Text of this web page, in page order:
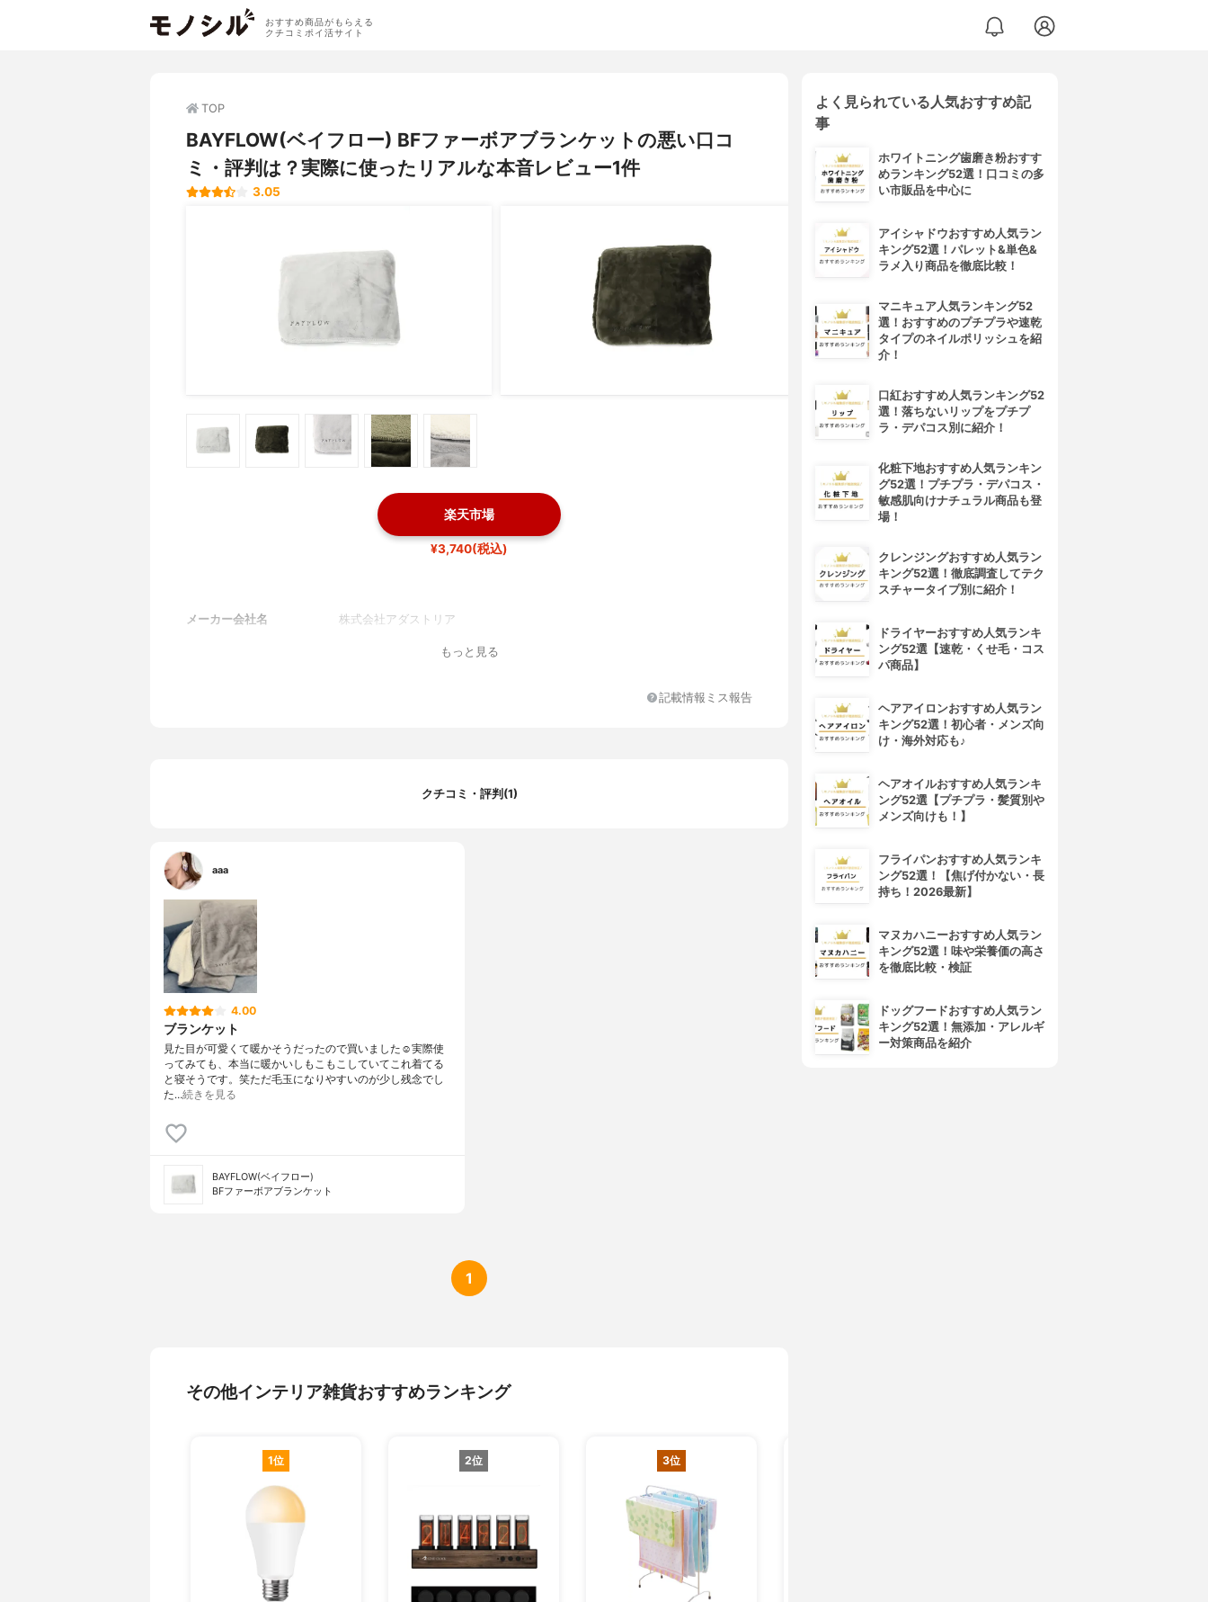
おすすめ商品がもらえる
クチコミポイ活サイト
TOP
BAYFLOW(ベイフロー) BFファーボアブランケットの悪い口コ
ミ・評判は？実際に使ったリアルな本音レビュー1件
3.05
楽天市場
¥3,740(税込)
メーカー会社名 株式会社アダストリア
もっと見る
記載情報ミス報告
クチコミ・評判(1)
aaa
4.00
ブランケット
見た目が可愛くて暖かそうだったので買いました☺️実際使
ってみても、本当に暖かいしもこもこしていてこれ着てる
と寝そうです。笑ただ毛玉になりやすいのが少し残念でし
た…続きを見る
BAYFLOW(ベイフロー)
BFファーボアブランケット
1
その他インテリア雑貨おすすめランキング
1位 2位 3位
よく見られている人気おすすめ記
事
ホワイトニング歯磨き粉おすす
めランキング52選！口コミの多
い市販品を中心に
アイシャドウおすすめ人気ラン
キング52選！パレット&単色&
ラメ入り商品を徹底比較！
マニキュア人気ランキング52
選！おすすめのプチプラや速乾
タイプのネイルポリッシュを紹
介！
口紅おすすめ人気ランキング52
選！落ちないリップをプチプ
ラ・デパコス別に紹介！
化粧下地おすすめ人気ランキン
グ52選！プチプラ・デパコス・
敏感肌向けナチュラル商品も登
場！
クレンジングおすすめ人気ラン
キング52選！徹底調査してテク
スチャータイプ別に紹介！
ドライヤーおすすめ人気ランキ
ング52選【速乾・くせ毛・コス
パ商品】
ヘアアイロンおすすめ人気ラン
キング52選！初心者・メンズ向
け・海外対応も♪
ヘアオイルおすすめ人気ランキ
ング52選【プチプラ・髪質別や
メンズ向けも！】
フライパンおすすめ人気ランキ
ング52選！【焦げ付かない・長
持ち！2026最新】
マヌカハニーおすすめ人気ラン
キング52選！味や栄養価の高さ
を徹底比較・検証
ドッグフードおすすめ人気ラン
キング52選！無添加・アレルギ
ー対策商品を紹介